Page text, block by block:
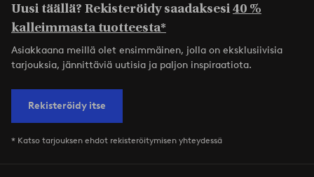
Uusi täällä? Rekisteröidy saadaksesi40 %
kalleimmasta tuotteesta*
Asiakkaana meillä olet ensimmäinen, jolla on eksklusiivisia
tarjouksia, jännittäviä uutisia ja paljon inspiraatiota.
Rekisteröidy itse
* Katso tarjouksen ehdot rekisteröitymisen yhteydessä